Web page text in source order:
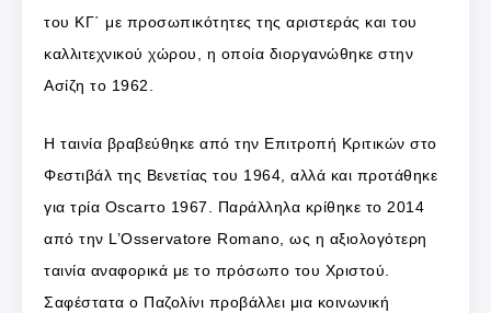
του ΚΓ΄ με προσωπικότητες της αριστεράς και του
καλλιτεχνικού χώρου, η οποία διοργανώθηκε στην
Ασίζη το 1962.
Η ταινία βραβεύθηκε από την Επιτροπή Κριτικών στο
Φεστιβάλ της Βενετίας του 1964, αλλά και προτάθηκε
για τρία Oscarτο 1967. Παράλληλα κρίθηκε το 2014
από την L’Osservatore Romano, ως η αξιολογότερη
ταινία αναφορικά με το πρόσωπο του Χριστού.
Σαφέστατα ο Παζολίνι προβάλλει μια κοινωνική